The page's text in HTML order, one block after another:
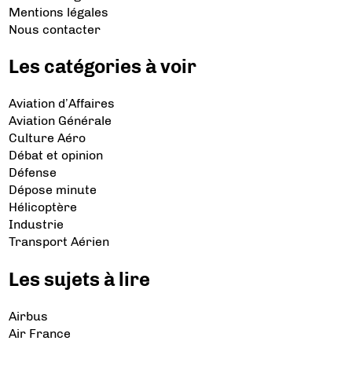
Mentions légales
Nous contacter
Les catégories à voir
Aviation d’Affaires
Aviation Générale
Culture Aéro
Débat et opinion
Défense
Dépose minute
Hélicoptère
Industrie
Transport Aérien
Les sujets à lire
Airbus
Air France